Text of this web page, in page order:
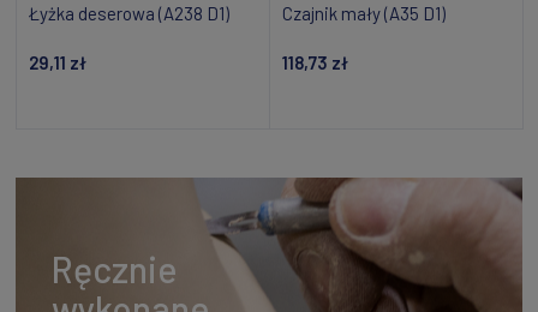
Łyżka deserowa (A238 D1)
29,11 zł
Czajnik mały (A35 D1)
118,73 zł
Ręcznie